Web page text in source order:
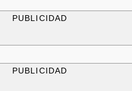
PUBLICIDAD
PUBLICIDAD